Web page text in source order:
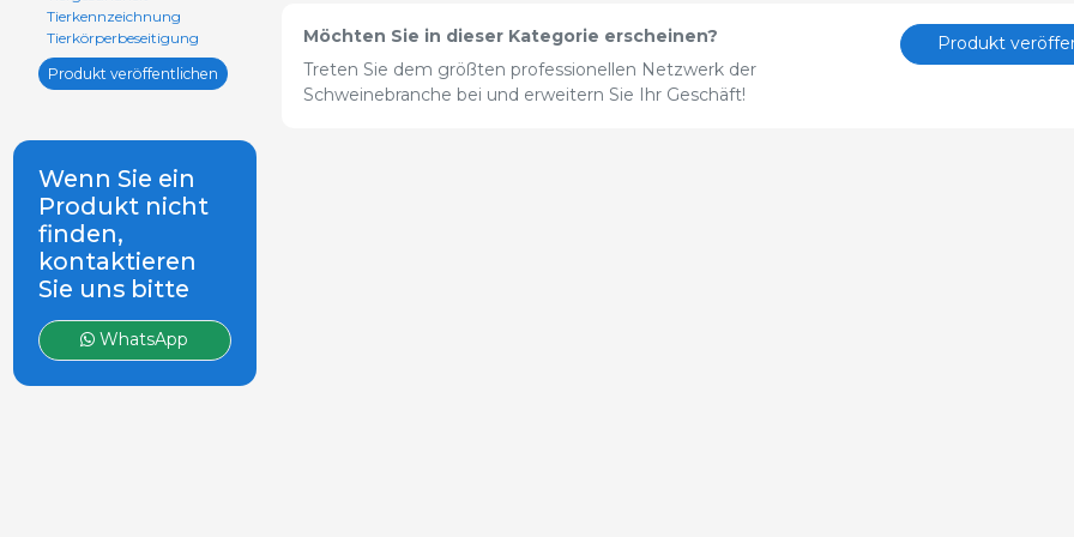
Tierkennzeichnung
Tierkörperbeseitigung
Produkt veröffentlichen
Wenn Sie ein
Produkt nicht
finden,
kontaktieren
Sie uns bitte
WhatsApp
Möchten Sie in dieser Kategorie erscheinen?
Treten Sie dem größten professionellen Netzwerk der
Schweinebranche bei und erweitern Sie Ihr Geschäft!
Produkt